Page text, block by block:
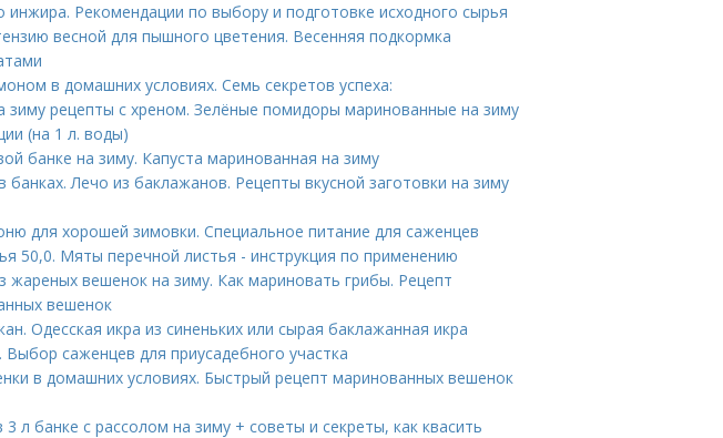
инжира. Рекомендации по выбору и подготовке исходного сырья
весной для пышного цветения. Весенняя подкормка
в домашних условиях. Семь секретов успеха:
зиму рецепты с хреном. Зелёные помидоры маринованные на зиму
(на 1 л. воды)
банке на зиму. Капуста маринованная на зиму
Лечо из баклажанов. Рецепты вкусной заготовки на зиму
для хорошей зимовки. Специальное питание для саженцев
50,0. Мяты перечной листья - инструкция по применению
жареных вешенок на зиму. Как мариновать грибы. Рецепт
вешенок
Одесская икра из синеньких или сырая баклажанная икра
саженцев для приусадебного участка
в домашних условиях. Быстрый рецепт маринованных вешенок
3 л банке с рассолом на зиму + советы и секреты, как квасить